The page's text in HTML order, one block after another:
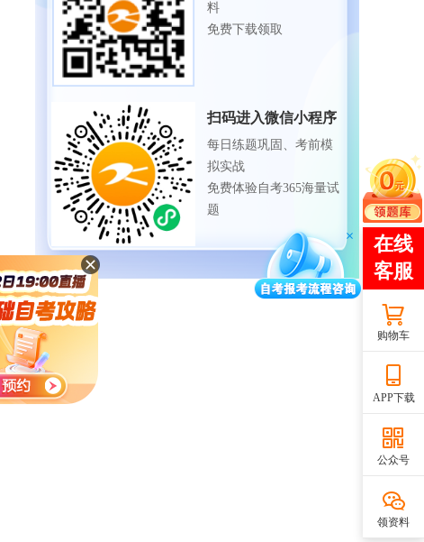
料
免费下载领取
扫码进入微信小程序
每日练题巩固、考前模
拟实战
免费体验自考365海量试
题
购物车
APP下载
公众号
领资料